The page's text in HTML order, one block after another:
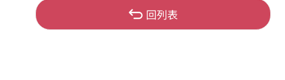
回列表